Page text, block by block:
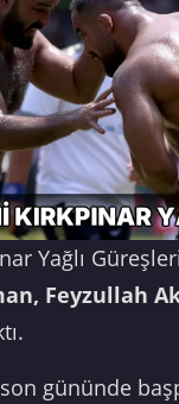
Yağlı
Feyzullah
gününde